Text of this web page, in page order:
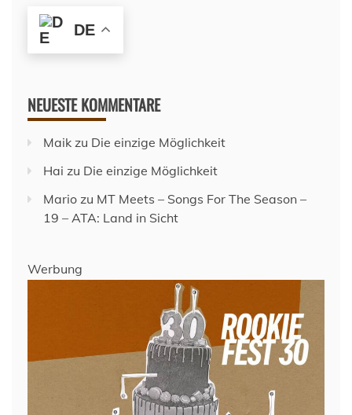
DE
NEUESTE KOMMENTARE
Maik zu Die einzige Möglichkeit
Hai zu Die einzige Möglichkeit
Mario zu MT Meets – Songs For The Season –
19 – ATA: Land in Sicht
Werbung